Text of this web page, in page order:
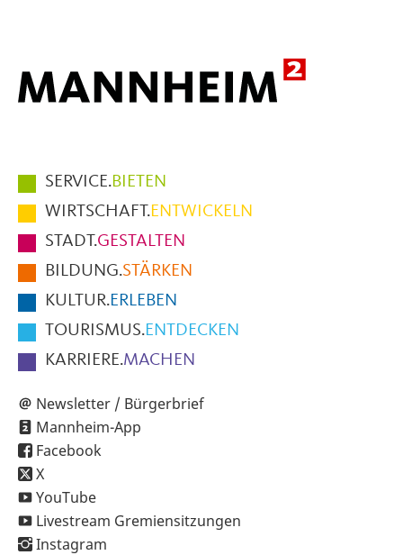
Hauptmenüpunkte
im
Fußbereich
der
Seite
SERVICE.BIETEN
WIRTSCHAFT.ENTWICKELN
STADT.GESTALTEN
BILDUNG.STÄRKEN
KULTUR.ERLEBEN
TOURISMUS.ENTDECKEN
KARRIERE.MACHEN
Newsletter / Bürgerbrief
Mannheim-App
Facebook
X
YouTube
Livestream Gremiensitzungen
Instagram